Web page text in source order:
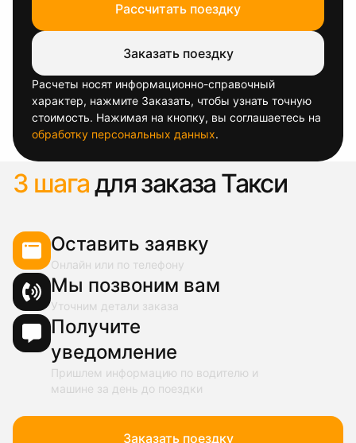
Рассчитать поездку
Заказать поездку
Расчеты носят информационно-справочный
характер, нажмите Заказать, чтобы узнать точную
стоимость. Нажимая на кнопку, вы соглашаетесь на
обработку персональных данных.
3 шагадля заказа Такси
Оставить заявку
Онлайн или по телефону
Мы позвоним вам
Уточним детали заказа
Получите
уведомление
Пришлем информацию по водителю и
машине за день до поездки
Заказать поездку